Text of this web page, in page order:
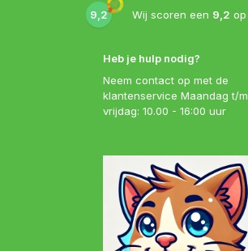
Heb je hulp nodig?
Neem contact op met de
klantenservice Maandag t/m
vrijdag: 10.00 - 16:00 uur
9,2 Wij scoren een 9,2 op